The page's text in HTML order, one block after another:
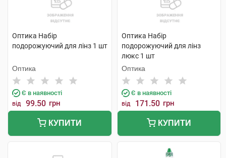
Оптика Набір
подорожуючий для лінз 1 шт
Оптика
Є в наявності
від 99.50 грн
КУПИТИ
Оптика Набір
подорожуючий для лінз
люкс 1 шт
Оптика
Є в наявності
від 171.50 грн
КУПИТИ